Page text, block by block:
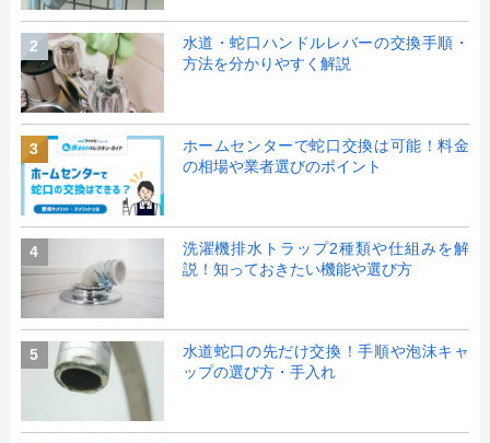
2
水道・蛇口ハンドルレバーの交換手順・
方法を分かりやすく解説
3
ホームセンターで蛇口交換は可能！料金
の相場や業者選びのポイント
4
洗濯機排水トラップ2種類や仕組みを解
説！知っておきたい機能や選び方
5
水道蛇口の先だけ交換！手順や泡沫キャ
ップの選び方・手入れ